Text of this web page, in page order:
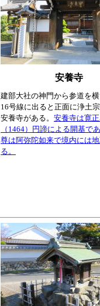
安養寺
建部大社の神門から参道を
16号線に出ると正面に浄土
安養寺がある。 安養寺は寛
（1464）円諦による開基で
尊は阿弥陀如来で境内には
る。